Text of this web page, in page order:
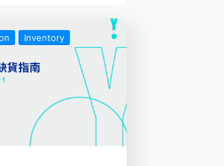
理系統等，通過關聯數
據散亂的問題， 提高
、AI推動更加靈活的供
護與異常處理 六、個性
動供應鏈： 未來系統將
服務，都由AI主導與數
解答（FAQ） 結語 未來
企業不再被動應對市
是技術革命，更是企業思
Inventory